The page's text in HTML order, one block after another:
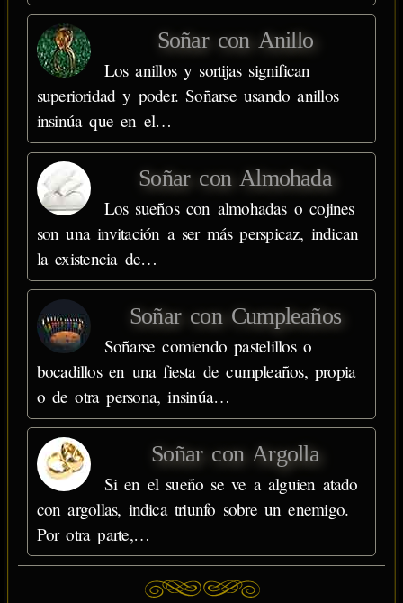
Soñar con Anillo
Los anillos y sortijas significan
superioridad y poder. Soñarse usando anillos
insinúa que en el…
Soñar con Almohada
Los sueños con almohadas o cojines
son una invitación a ser más perspicaz, indican
la existencia de…
Soñar con Cumpleaños
Soñarse comiendo pastelillos o
bocadillos en una fiesta de cumpleaños, propia
o de otra persona, insinúa…
Soñar con Argolla
Si en el sueño se ve a alguien atado
con argollas, indica triunfo sobre un enemigo.
Por otra parte,…